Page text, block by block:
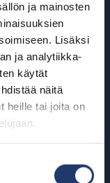
ja mainosten
Lisäksi
ja analytiikka-
käytät
näitä
heille tai joita on
(Juha Veijonen)
jälkeen
Heikki
saada
onnistu.
poikia yhä:
kannata! Kun
Törnqvist